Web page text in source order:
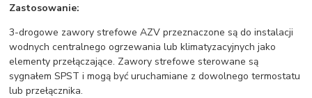
Zastosowanie:
3-drogowe zawory strefowe AZV przeznaczone są do instalacji
wodnych centralnego ogrzewania lub klimatyzacyjnych jako
elementy przełączające. Zawory strefowe sterowane są
sygnałem SPST i mogą być uruchamiane z dowolnego termostatu
lub przełącznika.